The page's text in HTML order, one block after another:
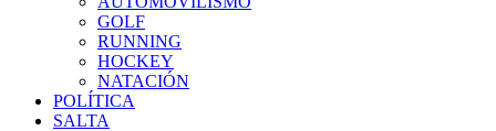
GOLF
RUNNING
HOCKEY
NATACIÓN
POLÍTICA
SALTA